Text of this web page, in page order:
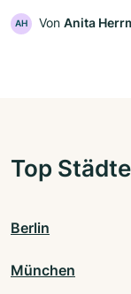
AH Von Anita
Top Städte
Berlin
München